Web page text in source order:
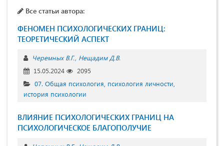
Все статьи автора:
ФЕНОМЕН ПСИХОЛОГИЧЕСКИХ ГРАНИЦ:
ТЕОРЕТИЧЕСКИЙ АСПЕКТ
Черемных В.Г. Нещадим Д.В.
15.05.2024
2095
07. Общая психология, психология личности,
история психологии
ВЛИЯНИЕ ПСИХОЛОГИЧЕСКИХ ГРАНИЦ НА
ПСИХОЛОГИЧЕСКОЕ БЛАГОПОЛУЧИЕ